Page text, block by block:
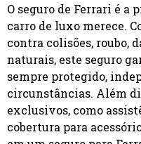
O seguro de Ferrari é a
carro de luxo merece.
contra colisões, roubo,
naturais, este seguro
sempre protegido,
circunstâncias. Além
exclusivos, como
cobertura para